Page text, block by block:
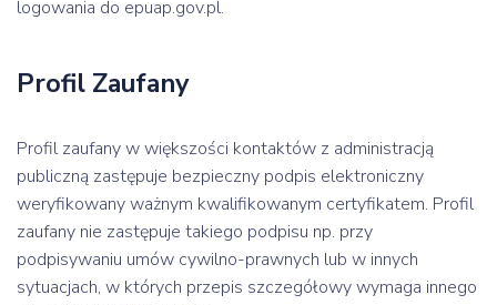
logowania do epuap.gov.pl.
Profil Zaufany
Profil zaufany w większości kontaktów z administracją
publiczną zastępuje bezpieczny podpis elektroniczny
weryfikowany ważnym kwalifikowanym certyfikatem. Profil
zaufany nie zastępuje takiego podpisu np. przy
podpisywaniu umów cywilno-prawnych lub w innych
sytuacjach, w których przepis szczegółowy wymaga innego